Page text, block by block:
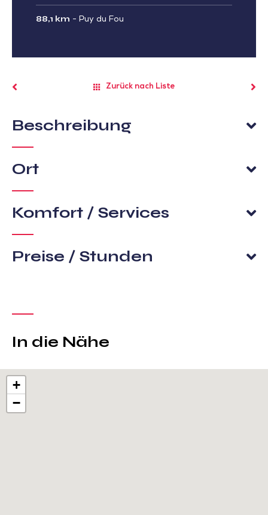
88,1 km - Puy du Fou
Zurück nach Liste
Beschreibung
Ort
Komfort / Services
Preise / Stunden
In die Nähe
+
−